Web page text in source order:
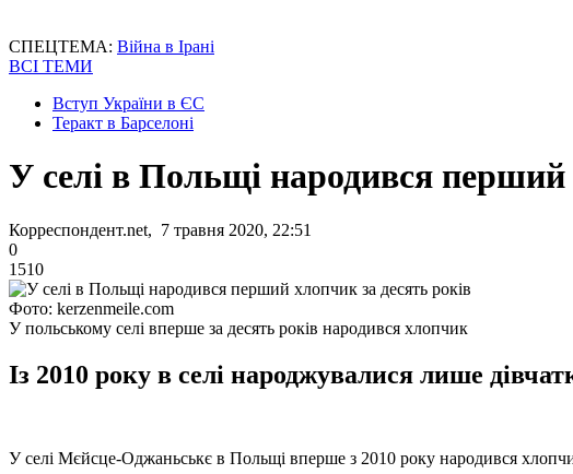
СПЕЦТЕМА: Війна в Ірані
ВСІ ТЕМИ
Вступ України в ЄС
Теракт в Барселоні
У селі в Польщі народився перший
Корреспондент.net, 7 травня 2020, 22:51
0
1510
Фото: kerzenmeile.com
У польському селі вперше за десять років народився хлопчик
Із 2010 року в селі народжувалися лише
У селі Мєйсце-Оджаньськє в Польщі вперше з 2010 року народився